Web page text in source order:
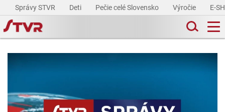
Správy STVR Deti Pečie celé Slovensko Výročie E-